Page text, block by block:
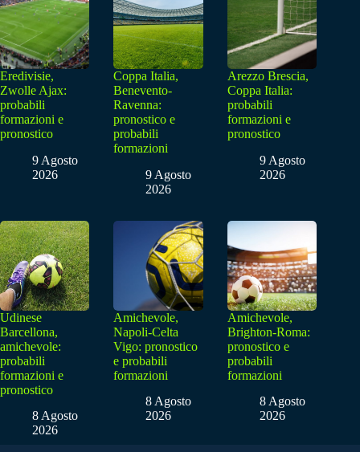
Eredivisie,
Zwolle Ajax:
probabili
formazioni e
pronostico
9 Agosto
2026
Coppa Italia,
Benevento-
Ravenna:
pronostico e
probabili
formazioni
9 Agosto
2026
Arezzo Brescia,
Coppa Italia:
probabili
formazioni e
pronostico
9 Agosto
2026
Udinese
Barcellona,
amichevole:
probabili
formazioni e
pronostico
8 Agosto
2026
Amichevole,
Napoli-Celta
Vigo: pronostico
e probabili
formazioni
8 Agosto
2026
Amichevole,
Brighton-Roma:
pronostico e
probabili
formazioni
8 Agosto
2026